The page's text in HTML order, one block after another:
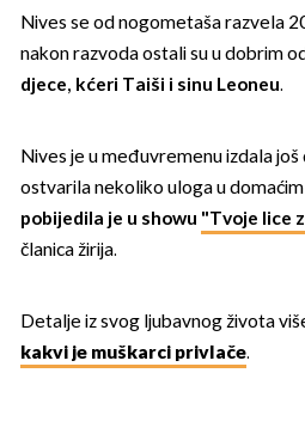
Nives se od nogometaša razvela
nakon razvoda ostali su u dobrim
djece, kćeri Taiši i sinu Leoneu.
Nives je u međuvremenu izdala
ostvarila nekoliko uloga u
pobijedila je u showu "Tvoje lice
članica žirija.
Detalje iz svog ljubavnog života
kakvi je muškarci privlače.